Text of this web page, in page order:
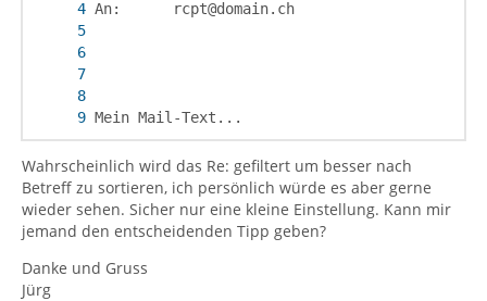
Mein Mail-Text...
Wahrscheinlich wird das Re: gefiltert um besser nach
Betreff zu sortieren, ich persönlich würde es aber gerne
wieder sehen. Sicher nur eine kleine Einstellung. Kann mir
jemand den entscheidenden Tipp geben?
Danke und Gruss
Jürg